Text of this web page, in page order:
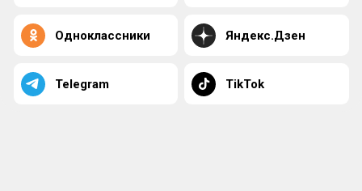
Одноклассники Яндекс.Дзен
Telegram TikTok